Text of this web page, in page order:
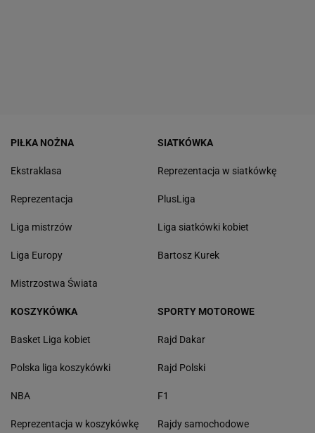
PIŁKA NOŻNA
Ekstraklasa
Reprezentacja
Liga mistrzów
Liga Europy
Mistrzostwa Świata
SIATKÓWKA
Reprezentacja w siatkówkę
PlusLiga
Liga siatkówki kobiet
Bartosz Kurek
KOSZYKÓWKA
Basket Liga kobiet
Polska liga koszykówki
NBA
Reprezentacja w koszykówkę
SPORTY MOTOROWE
Rajd Dakar
Rajd Polski
F1
Rajdy samochodowe